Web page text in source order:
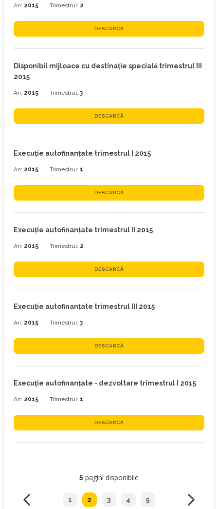
An: 2015 Trimestrul: 2
DESCARCĂ
Disponibil mijloace cu destinaţie specială trimestrul III
2015
An: 2015 Trimestrul: 3
DESCARCĂ
Execuţie autofinanțate trimestrul I 2015
An: 2015 Trimestrul: 1
DESCARCĂ
Execuţie autofinanțate trimestrul II 2015
An: 2015 Trimestrul: 2
DESCARCĂ
Execuţie autofinanțate trimestrul III 2015
An: 2015 Trimestrul: 3
DESCARCĂ
Execuţie autofinanțate - dezvoltare trimestrul I 2015
An: 2015 Trimestrul: 1
DESCARCĂ
5 pagini disponibile
1 2 3 4 5